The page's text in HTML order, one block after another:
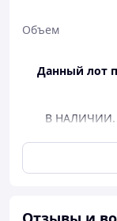
Объем
Данный лот
В НАЛИЧИИ.
ДОСТАВКА